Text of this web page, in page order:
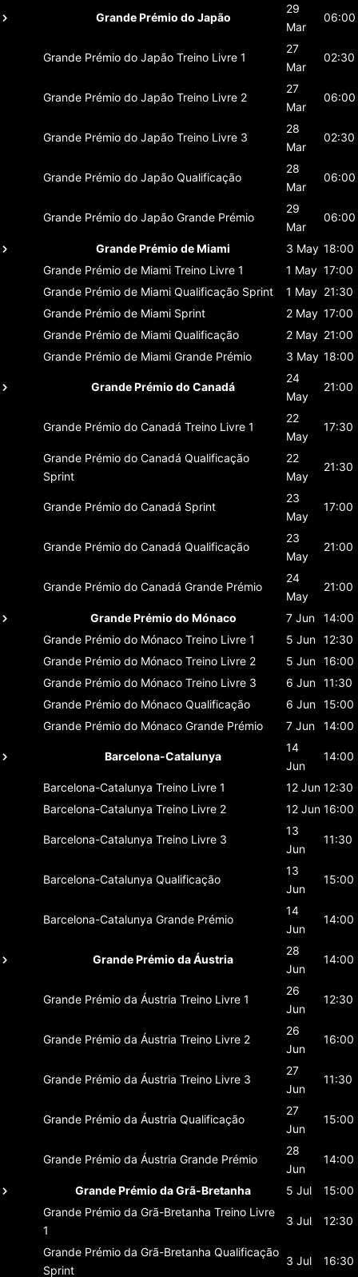
Grande Prémio do Japão
29
Mar
06:00
Grande Prémio do Japão Treino Livre 1
27
Mar
02:30
Grande Prémio do Japão Treino Livre 2
27
Mar
06:00
Grande Prémio do Japão Treino Livre 3
28
Mar
02:30
Grande Prémio do Japão Qualificação
28
Mar
06:00
Grande Prémio do Japão Grande Prémio
29
Mar
06:00
Grande Prémio de Miami 3 May 18:00
Grande Prémio de Miami Treino Livre 1 1 May 17:00
Grande Prémio de Miami Qualificação Sprint 1 May 21:30
Grande Prémio de Miami Sprint 2 May 17:00
Grande Prémio de Miami Qualificação 2 May 21:00
Grande Prémio de Miami Grande Prémio 3 May 18:00
Grande Prémio do Canadá
24
May
21:00
Grande Prémio do Canadá Treino Livre 1
22
May
17:30
Grande Prémio do Canadá Qualificação
Sprint
22
May
21:30
Grande Prémio do Canadá Sprint
23
May
17:00
Grande Prémio do Canadá Qualificação
23
May
21:00
Grande Prémio do Canadá Grande Prémio
24
May
21:00
Grande Prémio do Mónaco 7 Jun
14:00
Grande Prémio do Mónaco Treino Livre 1 5 Jun 12:30
Grande Prémio do Mónaco Treino Livre 2 5 Jun 16:00
Grande Prémio do Mónaco Treino Livre 3 6 Jun 11:30
Grande Prémio do Mónaco Qualificação 6 Jun 15:00
Grande Prémio do Mónaco Grande Prémio 7 Jun 14:00
Barcelona-Catalunya
14
Jun
14:00
Barcelona-Catalunya Treino Livre 1 12 Jun 12:30
Barcelona-Catalunya Treino Livre 2 12 Jun 16:00
Barcelona-Catalunya Treino Livre 3
13
Jun
11:30
Barcelona-Catalunya Qualificação
13
Jun
15:00
Barcelona-Catalunya Grande Prémio
14
Jun
14:00
Grande Prémio da Áustria
28
Jun
14:00
Grande Prémio da Áustria Treino Livre 1
26
Jun
12:30
Grande Prémio da Áustria Treino Livre 2
26
Jun
16:00
Grande Prémio da Áustria Treino Livre 3
27
Jun
11:30
Grande Prémio da Áustria Qualificação
27
Jun
15:00
Grande Prémio da Áustria Grande Prémio
28
Jun
14:00
Grande Prémio da Grã-Bretanha 5 Jul
15:00
Grande Prémio da Grã-Bretanha Treino Livre
1
3 Jul 12:30
Grande Prémio da Grã-Bretanha Qualificação
Sprint
3 Jul 16:30